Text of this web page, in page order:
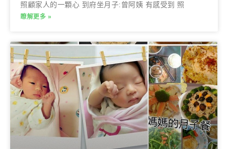
照顧家人的一顆心 到府坐月子:曾阿姨 有感受到 照
瞭解更多 »